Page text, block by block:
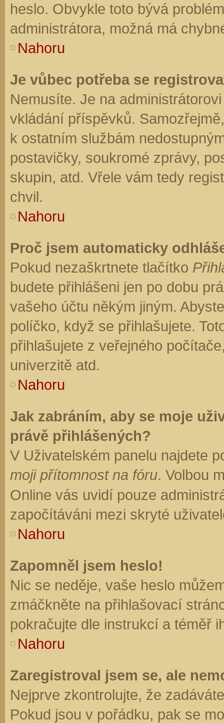
heslo. Obvykle toto bývá
administrátora, možná má
Nahoru
Je vůbec potřeba se
Nemusíte. Je na
vkládání příspěvků.
k ostatním službám
postavičky, soukromé zprávy,
skupin, atd. Vřele vám tedy
chvil.
Nahoru
Proč jsem automaticky
Pokud nezaškrtnete tlačítko
budete přihlášeni jen po dobu
vašeho účtu někým jiným.
políčko, když se přihlašujete.
přihlašujete z veřejného
univerzitě atd.
Nahoru
Jak zabráním, aby se moje
právě přihlášených?
V Uživatelském panelu najdete
moji přítomnost na fóru. Volbou
Online vás uvidí pouze
započítáváni mezi skryté
Nahoru
Zapomněl jsem heslo!
Nic se neděje, vaše heslo
zmáčkněte na přihlašovací
pokračujte dle instrukcí a téměř
Nahoru
Zaregistroval jsem se, ale
Nejprve zkontrolujte, že
Pokud jsou v pořádku, pak se